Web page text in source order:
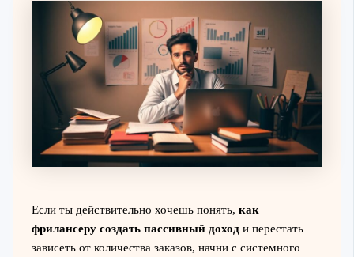
Если ты действительно хочешь понять, как
фрилансеру создать пассивный доходи перестать
зависеть от количества заказов, начни с системного